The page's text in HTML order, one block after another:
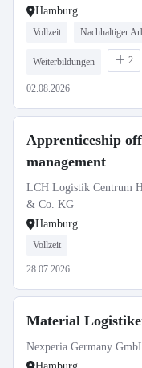
Hamburg
Vollzeit Nachhaltiger
Weiterbildungen 2
02.08.2026
Apprenticeship
management
LCH Logistik Centrum
& Co. KG
Hamburg
Vollzeit
28.07.2026
Material
Nexperia Germany